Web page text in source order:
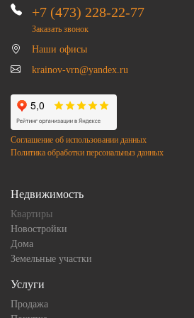
+7 (473) 228-22-77
Заказать звонок
Наши офисы
krainov-vrn@yandex.ru
Соглашение об использовании данных
Политика обработки персональныз данных
Недвижимость
Квартиры
Новостройки
Дома
Земельные участки
Услуги
Продажа